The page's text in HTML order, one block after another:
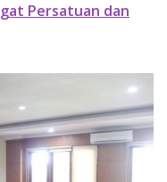
Persatuan dan